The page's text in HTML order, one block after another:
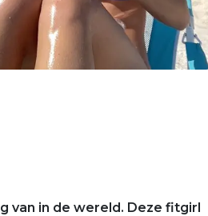
van in de wereld. Deze fitgirl